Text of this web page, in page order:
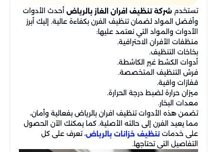
تستخدم شركة تنظيف افران الغاز بالرياض أحدث الأدوات
وأفضل المواد لضمان تنظيف الفرن بكفاءة عالية. إليك أبرز
الأدوات والمواد التي نعتمد عليها:
منظفات الأفران الاحترافية.
بخاخات التنظيف.
أدوات الكشط غير الكاشطة.
فرش التنظيف المتخصصة.
قفازات واقية.
ميزان حرارة لضبط درجة الحرارة.
معدات البخار.
تضمن هذه الأدوات تنظيف افران بالرياض بفعالية وأمان،
مما يعيد الفرن إلى حالته الأصلية. كما يمكنك الآن الحصول
على خدماتتنظيف خزانات بالرياض، تعرف على كل
التفاصيل التي تحتاجها.